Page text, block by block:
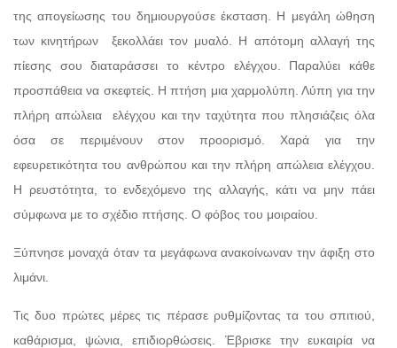
της απογείωσης του δημιουργούσε έκσταση. Η μεγάλη ώθηση
των κινητήρων ξεκολλάει τον μυαλό. Η απότομη αλλαγή της
πίεσης σου διαταράσσει το κέντρο ελέγχου. Παραλύει κάθε
προσπάθεια να σκεφτείς. Η πτήση μια χαρμολύπη. Λύπη για την
πλήρη απώλεια ελέγχου και την ταχύτητα που πλησιάζεις όλα
όσα σε περιμένουν στον προορισμό. Χαρά για την
εφευρετικότητα του ανθρώπου και την πλήρη απώλεια ελέγχου.
Η ρευστότητα, το ενδεχόμενο της αλλαγής, κάτι να μην πάει
σύμφωνα με το σχέδιο πτήσης. Ο φόβος του μοιραίου.
Ξύπνησε μοναχά όταν τα μεγάφωνα ανακοίνωναν την άφιξη στο
λιμάνι.
Τις δυο πρώτες μέρες τις πέρασε ρυθμίζοντας τα του σπιτιού,
καθάρισμα, ψώνια, επιδιορθώσεις. Έβρισκε την ευκαιρία να